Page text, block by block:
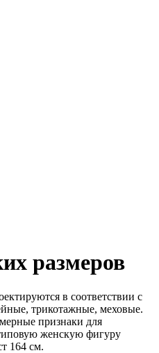
размеров
в соответствии с
трикотажные, меховые.
признаки для
женскую фигуру
164 см.